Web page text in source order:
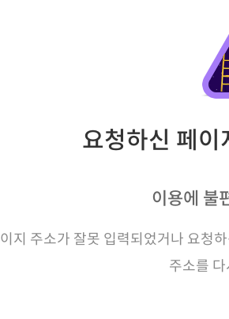
요청하신 페
이용에 불
지 주소가 잘못 입력되었거나 요청
주소를